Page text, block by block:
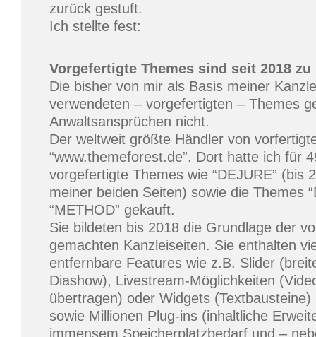
zurück gestuft.
Ich stellte fest:
Vorgefertigte Themes sind seit 2018 zu
Die bisher von mir als Basis meiner
verwendeten – vorgefertigten – Themes
Anwaltsansprüchen nicht.
Der weltweit größte Händler von
“www.themeforest.de”. Dort hatte ich für
vorgefertigte Themes wie “DEJURE” (bis
meiner beiden Seiten) sowie die Themes
“METHOD” gekauft.
Sie bildeten bis 2018 die Grundlage der
gemachten Kanzleiseiten. Sie enthalten
entfernbare Features wie z.B. Slider
Diashow), Livestream-Möglichkeiten
übertragen) oder Widgets
sowie Millionen Plug-ins (inhaltliche
immensem Speicherplatzbedarf und –